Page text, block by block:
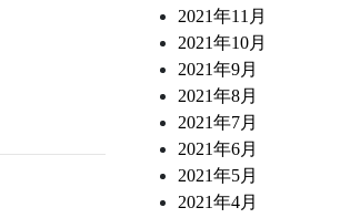
2021年11月
2021年10月
2021年9月
2021年8月
2021年7月
2021年6月
2021年5月
2021年4月